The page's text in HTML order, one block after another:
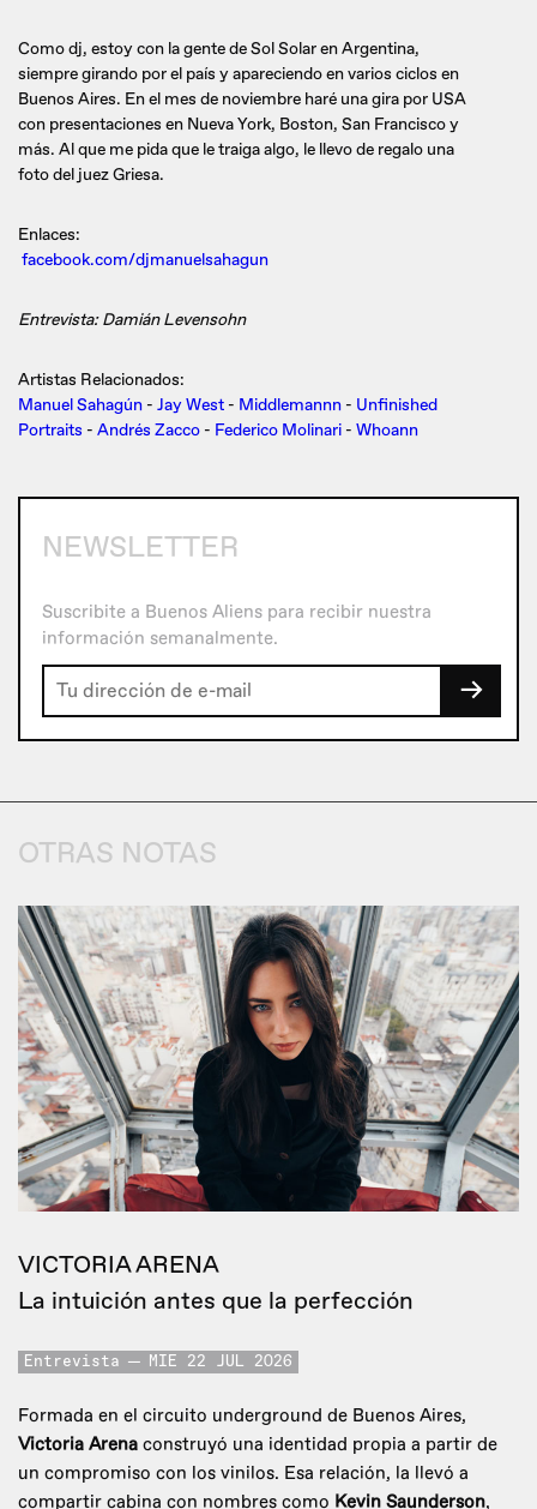
Como dj, estoy con la gente de Sol Solar en Argentina,
siempre girando por el país y apareciendo en varios ciclos en
Buenos Aires. En el mes de noviembre haré una gira por USA
con presentaciones en Nueva York, Boston, San Francisco y
más. Al que me pida que le traiga algo, le llevo de regalo una
foto del juez Griesa.
Enlaces:
facebook.com/djmanuelsahagun
Entrevista: Damián Levensohn
Artistas Relacionados:
Manuel Sahagún - Jay West - Middlemannn - Unfinished
Portraits - Andrés Zacco - Federico Molinari - Whoann
NEWSLETTER
Suscribite a Buenos Aliens para recibir nuestra
información semanalmente.
→
OTRAS NOTAS
VICTORIA ARENA
La intuición antes que la perfección
Entrevista MIE 22 JUL 2026
Formada en el circuito underground de Buenos Aires,
Victoria Arena construyó una identidad propia a partir de
un compromiso con los vinilos. Esa relación, la llevó a
compartir cabina con nombres como Kevin Saunderson,